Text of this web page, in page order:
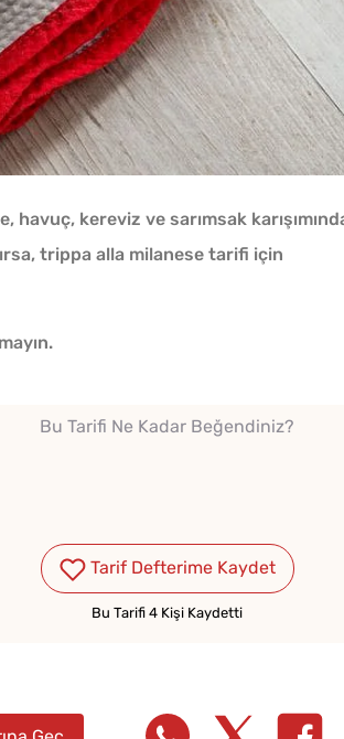
kereviz ve sarımsak
trippa alla milanese tarifi için
Bu Tarifi Ne Kadar Beğendiniz?
Tarif Defterime Kaydet
Bu Tarifi 4 Kişi Kaydetti
Dayanır?
4 Püf Noktası